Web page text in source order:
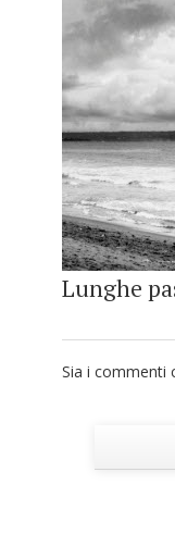
Lunghe
Sia i commenti